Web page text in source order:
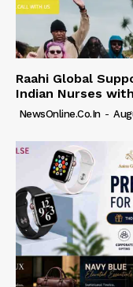
Raahi Global
Indian Nurses
NewsOnline.co.in -